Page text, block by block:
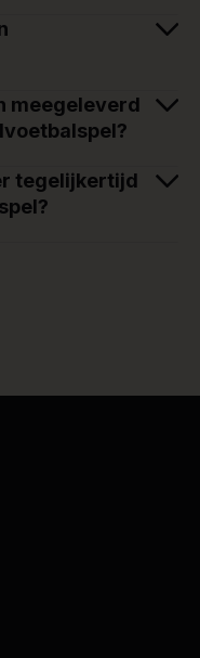
meegeleverd
tegelijkertijd